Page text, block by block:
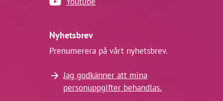
Nyhetsbrev
Prenumerera på vårt nyhetsbrev.
Jag godkänner att mina
personuppgifter behandlas.